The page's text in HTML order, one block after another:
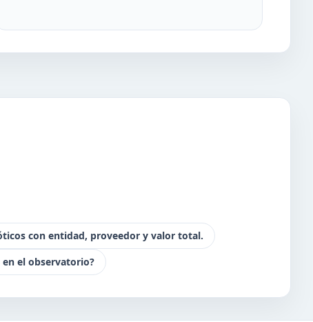
con entidad, proveedor y valor total.
en el observatorio?